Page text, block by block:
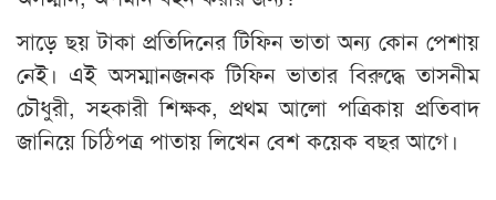
সাড়ে ছয় টাকা প্রতিদিনের টিফিন ভাতা অন্য কোন পেশায়
নেই। এই অসম্মানজনক টিফিন ভাতার বিরুদ্ধে তাসনীম
চৌধুরী, সহকারী শিক্ষক, প্রথম আলো পত্রিকায় প্রতিবাদ
জানিয়ে চিঠিপত্র পাতায় লিখেন বেশ কয়েক বছর আগে।